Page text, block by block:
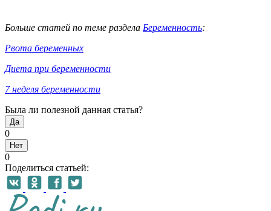
Больше статей по теме раздела Беременность:
Рвота беременных
Диета при беременности
7 неделя беременности
Была ли полезной данная статья?
Да
0
Нет
0
Поделиться статьей: